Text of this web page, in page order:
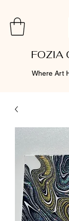
FOZIA
Where Art